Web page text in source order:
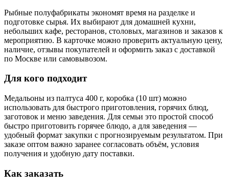
Рыбные полуфабрикаты экономят время на разделке и
подготовке сырья. Их выбирают для домашней кухни,
небольших кафе, ресторанов, столовых, магазинов и заказов к
мероприятию. В карточке можно проверить актуальную цену,
наличие, отзывы покупателей и оформить заказ с доставкой
по Москве или самовывозом.
Для кого подходит
Медальоны из палтуса 400 г, коробка (10 шт) можно
использовать для быстрого приготовления, горячих блюд,
заготовок и меню заведения. Для семьи это простой способ
быстро приготовить горячее блюдо, а для заведения —
удобный формат закупки с прогнозируемым результатом. При
заказе оптом важно заранее согласовать объём, условия
получения и удобную дату поставки.
Как заказать